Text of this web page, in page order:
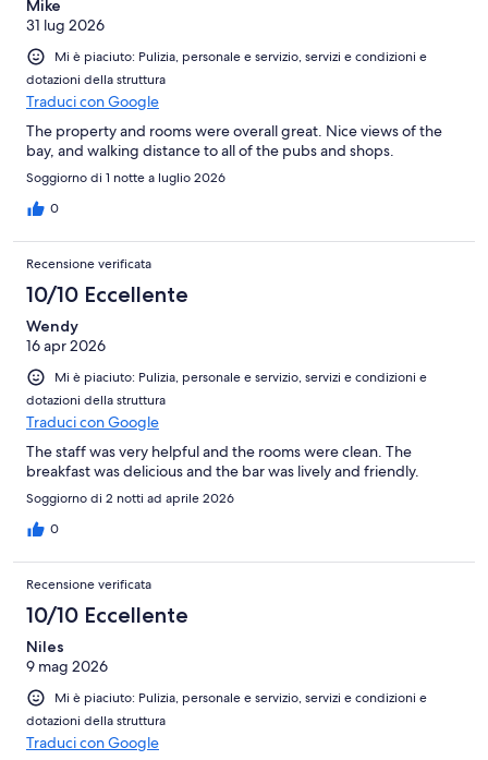
Mike
31 lug 2026
Mi è piaciuto: Pulizia, personale e servizio, servizi e condizioni e
dotazioni della struttura
Traduci con Google
The property and rooms were overall great. Nice views of the
bay, and walking distance to all of the pubs and shops.
Soggiorno di 1 notte a luglio 2026
0
Recensione verificata
10/10 Eccellente
Wendy
16 apr 2026
Mi è piaciuto: Pulizia, personale e servizio, servizi e condizioni e
dotazioni della struttura
Traduci con Google
The staff was very helpful and the rooms were clean. The
breakfast was delicious and the bar was lively and friendly.
Soggiorno di 2 notti ad aprile 2026
0
Recensione verificata
10/10 Eccellente
Niles
9 mag 2026
Mi è piaciuto: Pulizia, personale e servizio, servizi e condizioni e
dotazioni della struttura
Traduci con Google